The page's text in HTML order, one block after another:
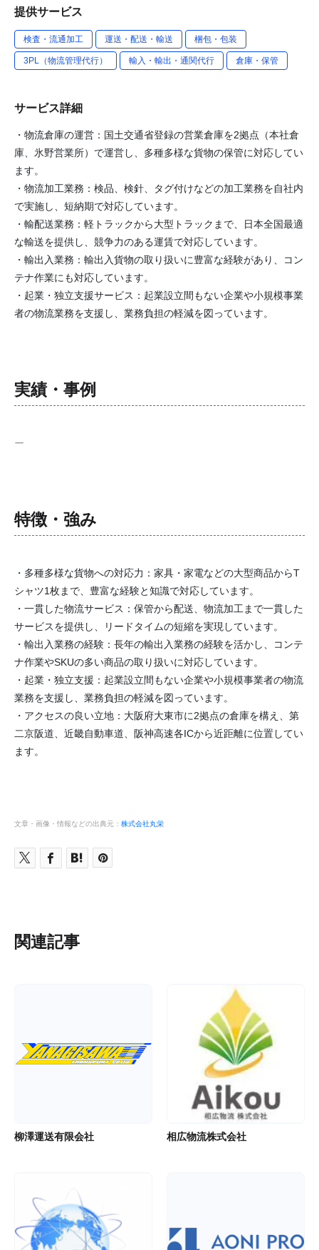
提供サービス
検査・流通加工 運送・配送・輸送 梱包・包装
3PL（物流管理代行） 輸入・輸出・通関代行 倉庫・保管
サービス詳細
・物流倉庫の運営：国土交通省登録の営業倉庫を2拠点（本社倉
庫、氷野営業所）で運営し、多種多様な貨物の保管に対応してい
ます。
・物流加工業務：検品、検針、タグ付けなどの加工業務を自社内
で実施し、短納期で対応しています。
・輸配送業務：軽トラックから大型トラックまで、日本全国最適
な輸送を提供し、競争力のある運賃で対応しています。
・輸出入業務：輸出入貨物の取り扱いに豊富な経験があり、コン
テナ作業にも対応しています。
・起業・独立支援サービス：起業設立間もない企業や小規模事業
者の物流業務を支援し、業務負担の軽減を図っています。
実績・事例
ー
特徴・強み
・多種多様な貨物への対応力：家具・家電などの大型商品からT
シャツ1枚まで、豊富な経験と知識で対応しています。
・一貫した物流サービス：保管から配送、物流加工まで一貫した
サービスを提供し、リードタイムの短縮を実現しています。
・輸出入業務の経験：長年の輸出入業務の経験を活かし、コンテ
ナ作業やSKUの多い商品の取り扱いに対応しています。
・起業・独立支援：起業設立間もない企業や小規模事業者の物流
業務を支援し、業務負担の軽減を図っています。
・アクセスの良い立地：大阪府大東市に2拠点の倉庫を構え、第
二京阪道、近畿自動車道、阪神高速各ICから近距離に位置してい
ます。
文章・画像・情報などの出典元： 株式会社丸栄
関連記事
柳澤運送有限会社 相広物流株式会社